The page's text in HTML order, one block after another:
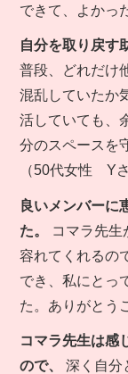
できて、よかっ
自分を取り戻す
普段、どれだけ
混乱していたか
活していても、
分のスペースを
（50代女性 Yさ
良いメンバーに
た。
コマラ先生
容れてくれるの
でき、私にとっ
た。ありがとう
コマラ先生は感
ので、
深く自分